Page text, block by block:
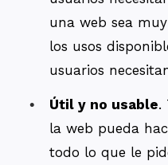
una web sea
los usos
usuarios
Útil y no usable.
la web pueda
todo lo que le